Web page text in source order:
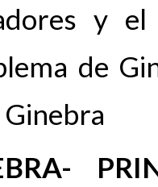
y
de